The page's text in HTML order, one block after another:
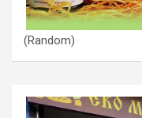
(Random)